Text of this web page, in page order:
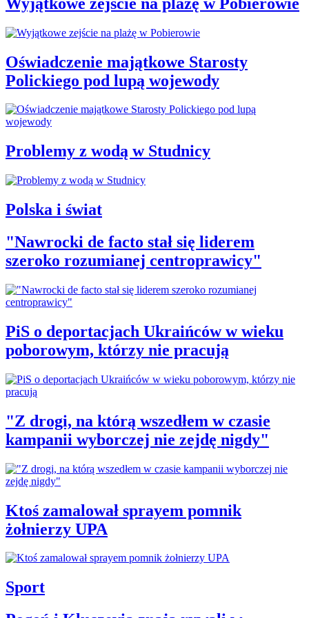
Oświadczenie majątkowe Starosty
Polickiego pod lupą wojewody
Problemy z wodą w Studnicy
Polska i świat
"Nawrocki de facto stał się liderem
szeroko rozumianej centroprawicy"
PiS o deportacjach Ukraińców w wieku
poborowym, którzy nie pracują
"Z drogi, na którą wszedłem w czasie
kampanii wyborczej nie zejdę nigdy"
Ktoś zamalował sprayem pomnik
żołnierzy UPA
Sport